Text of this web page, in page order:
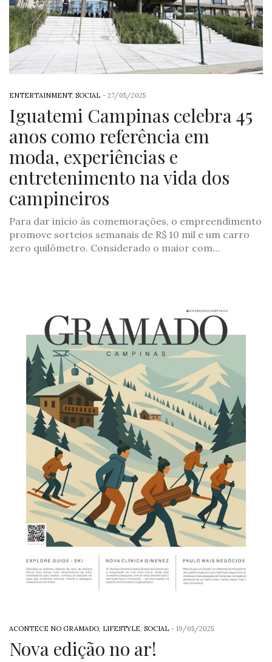
ENTERTAINMENT, SOCIAL - 27/05/2025
Iguatemi Campinas celebra 45
anos como referência em
moda, experiências e
entretenimento na vida dos
campineiros
Para dar início às comemorações, o empreendimento
promove sorteios semanais de R$ 10 mil e um carro
zero quilômetro. Considerado o maior com…
ACONTECE NO GRAMADO, LIFESTYLE, SOCIAL - 19/05/2025
Nova edição no ar!